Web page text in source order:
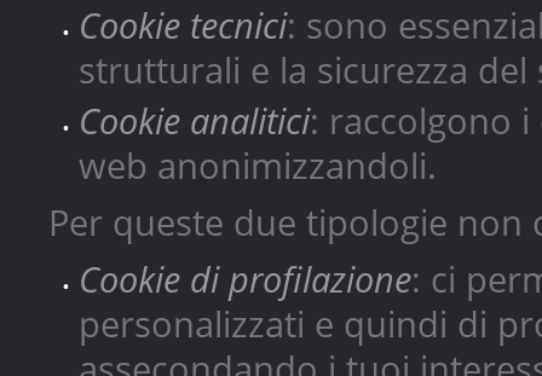
Cookie tecnici: sono
strutturali e la sicurezza del
Cookie analitici: raccolgono
web anonimizzandoli.
Per queste due tipologie
Cookie di profilazione: ci
personalizzati e quindi di